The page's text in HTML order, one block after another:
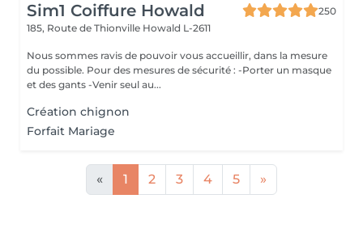
Sim1 Coiffure Howald
250
185, Route de Thionville Howald L-2611
Nous sommes ravis de pouvoir vous accueillir, dans la mesure
du possible. Pour des mesures de sécurité : -Porter un masque
et des gants -Venir seul au...
Création chignon
Forfait Mariage
« 1 2 3 4 5 »